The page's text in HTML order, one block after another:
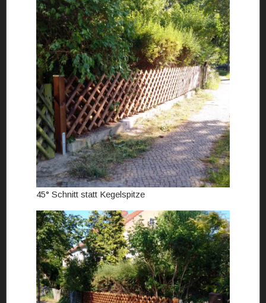
45° Schnitt statt Kegelspitze